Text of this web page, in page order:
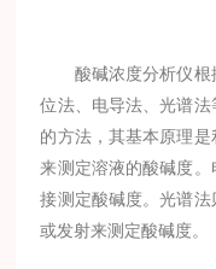
酸碱浓度分析仪根
位法、电导法、光谱
的方法，其基本原理
来测定溶液的酸碱度
接测定酸碱度。光谱
或发射来测定酸碱度。